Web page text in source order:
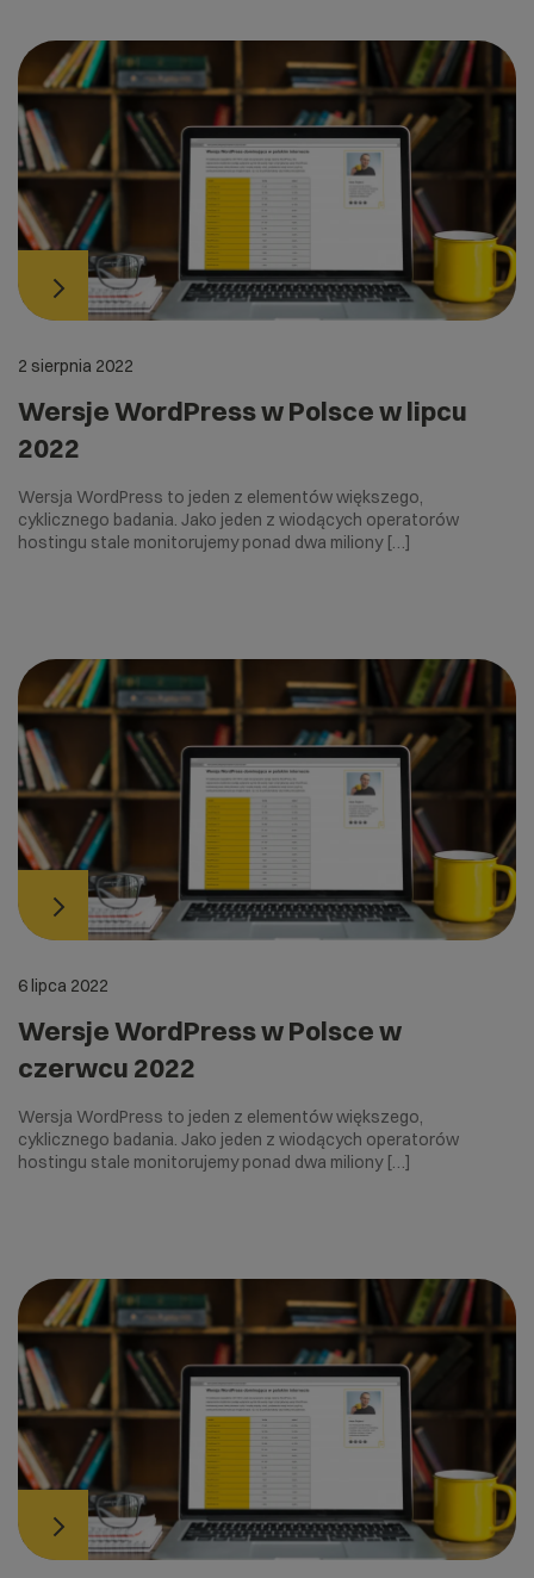
2 sierpnia 2022
Wersje WordPress w Polsce w lipcu
2022
Wersja WordPress to jeden z elementów większego,
cyklicznego badania. Jako jeden z wiodących operatorów
hostingu stale monitorujemy ponad dwa miliony […]
6 lipca 2022
Wersje WordPress w Polsce w
czerwcu 2022
Wersja WordPress to jeden z elementów większego,
cyklicznego badania. Jako jeden z wiodących operatorów
hostingu stale monitorujemy ponad dwa miliony […]